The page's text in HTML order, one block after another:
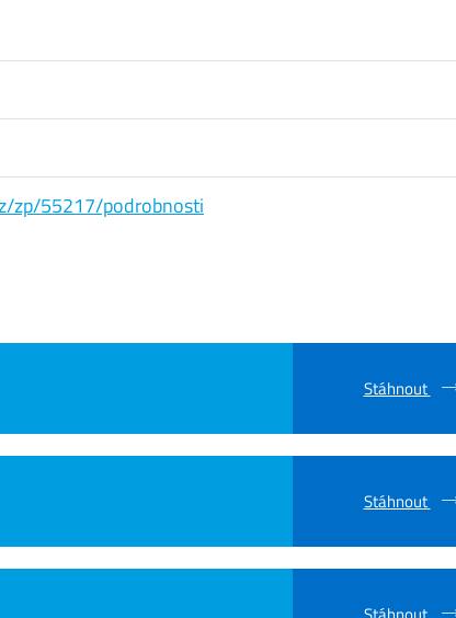
zp/55217/podrobnosti
Stáhnout
Stáhnout